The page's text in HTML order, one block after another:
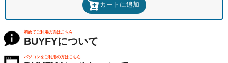
カートに追加
初めてご利用の方はこちら
BUYFYについて
パソコンをご利用の方はこちら